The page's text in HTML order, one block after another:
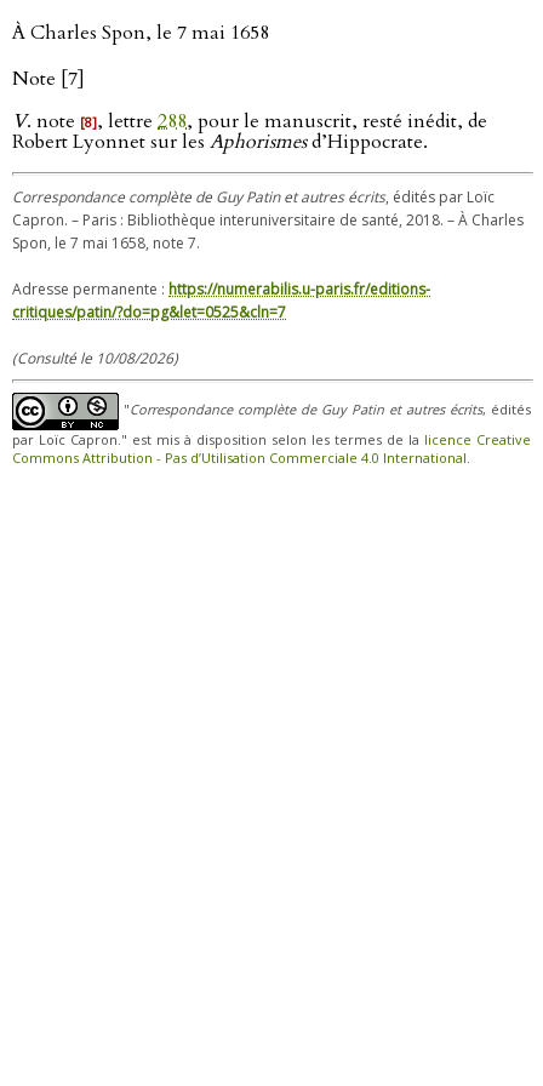
À Charles Spon, le 7 mai 1658
Note [7]
V. note [8], lettre 288, pour le manuscrit, resté inédit, de
Robert Lyonnet sur les Aphorismesd’Hippocrate.
Correspondance complète de Guy Patin et autres écrits, édités par Loïc
Capron. – Paris : Bibliothèque interuniversitaire de santé, 2018. – À Charles
Spon, le 7 mai 1658, note 7.
Adresse permanente : https://numerabilis.u-paris.fr/editions-
critiques/patin/?do=pg&let=0525&cln=7
(Consulté le 10/08/2026)
"Correspondance complète de Guy Patin et autres écrits, édités
par Loïc Capron." est mis à disposition selon les termes de la licence Creative
Commons Attribution - Pas d’Utilisation Commerciale 4.0 International.